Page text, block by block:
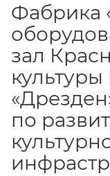
Фабрика
зал
по